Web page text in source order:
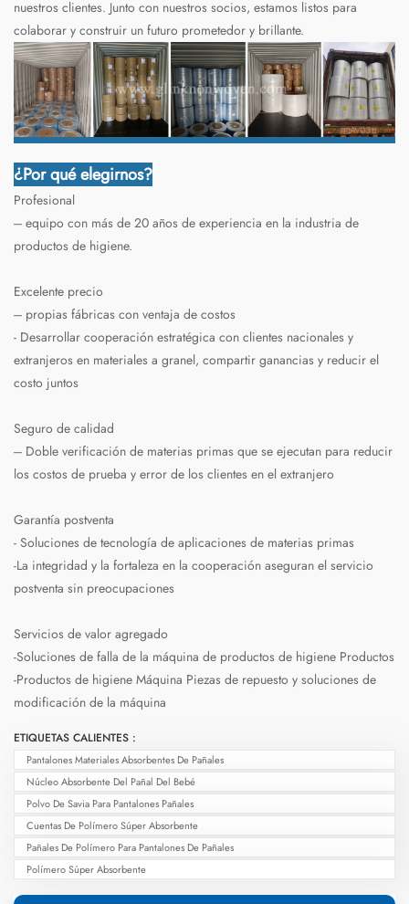
nuestros clientes. Junto con nuestros socios, estamos listos para
colaborar y construir un futuro prometedor y brillante.
¿Por qué elegirnos?
Profesional
--- equipo con más de 20 años de experiencia en la industria de
productos de higiene.
Excelente precio
--- propias fábricas con ventaja de costos
- Desarrollar cooperación estratégica con clientes nacionales y
extranjeros en materiales a granel, compartir ganancias y reducir el
costo juntos
Seguro de calidad
--- Doble verificación de materias primas que se ejecutan para reducir
los costos de prueba y error de los clientes en el extranjero
Garantía postventa
- Soluciones de tecnología de aplicaciones de materias primas
-La integridad y la fortaleza en la cooperación aseguran el servicio
postventa sin preocupaciones
Servicios de valor agregado
-Soluciones de falla de la máquina de productos de higiene Productos
-Productos de higiene Máquina Piezas de repuesto y soluciones de
modificación de la máquina
ETIQUETAS CALIENTES :
Pantalones Materiales Absorbentes De Pañales
Núcleo Absorbente Del Pañal Del Bebé
Polvo De Savia Para Pantalones Pañales
Cuentas De Polímero Súper Absorbente
Pañales De Polímero Para Pantalones De Pañales
Polímero Súper Absorbente